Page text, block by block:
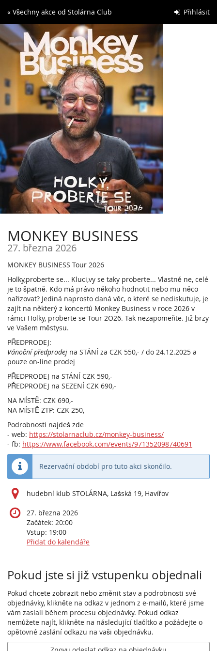
Skip to
content
Přihlásit
« Všechny akce od Stolárna Club
MONKEY BUSINESS
27. března 2026
MONKEY BUSINESS Tour 2026
Holky,proberte se... Kluci,vy se taky proberte... Vlastně ne, celé
je to špatně. Kdo má právo někoho hodnotit nebo mu něco
nařizovat? Jediná naprosto daná věc, o které se nediskutuje, je
zajít na některý z koncertů Monkey Business v roce 2026 v
rámci Holky, proberte se Tour 2O26. Tak nezapomeňte. Již brzy
ve Vašem městysu.
PŘEDPRODEJ:
Vánoční předprodej na STÁNÍ za CZK 550,- / do 24.12.2025 a
pouze on-line prodej
PŘEDPRODEJ na STÁNÍ CZK 590,-
PŘEDPRODEJ na SEZENÍ CZK 690,-
NA MÍSTĚ: CZK 690,-
NA MÍSTĚ ZTP: CZK 250,-
Podrobnosti najdeš zde
- web: https://stolarnaclub.cz/monkey-business/
- fb: https://www.facebook.com/events/971352098740691
Rezervační období pro tuto akci skončilo.
hudební klub STOLÁRNA, Lašská 19, Havířov
27. března 2026
Začátek: 20:00
Vstup: 19:00
Přidat do kalendáře
Pokud jste si již vstupenku objednali
Pokud chcete zobrazit nebo změnit stav a podrobnosti své
objednávky, klikněte na odkaz v jednom z e-mailů, které jsme
vám zaslali během procesu objednávky. Pokud odkaz
nemůžete najít, klikněte na následující tlačítko a požádejte o
opětovné zaslání odkazu na vaši objednávku.